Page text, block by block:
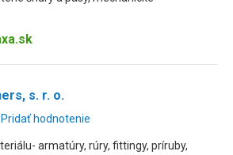
s. r. o.
Pridať hodnotenie
armatúry, rúry, fittingy, príruby,